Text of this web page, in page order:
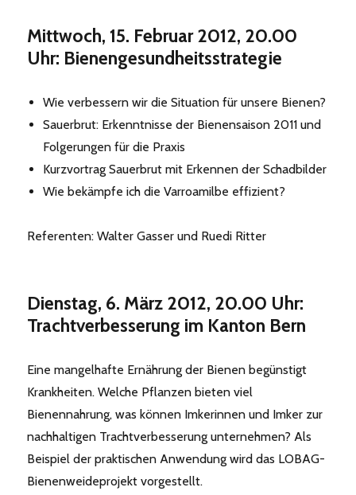
Mittwoch, 15. Februar 2012, 20.00
Uhr: Bienengesundheitsstrategie
Wie verbessern wir die Situation für unsere Bienen?
Sauerbrut: Erkenntnisse der Bienensaison 2011 und
Folgerungen für die Praxis
Kurzvortrag Sauerbrut mit Erkennen der Schadbilder
Wie bekämpfe ich die Varroamilbe effizient?
Referenten: Walter Gasser und Ruedi Ritter
Dienstag, 6. März 2012, 20.00 Uhr:
Trachtverbesserung im Kanton Bern
Eine mangelhafte Ernährung der Bienen begünstigt
Krankheiten. Welche Pflanzen bieten viel
Bienennahrung, was können Imkerinnen und Imker zur
nachhaltigen Trachtverbesserung unternehmen? Als
Beispiel der praktischen Anwendung wird das LOBAG-
Bienenweideprojekt vorgestellt.